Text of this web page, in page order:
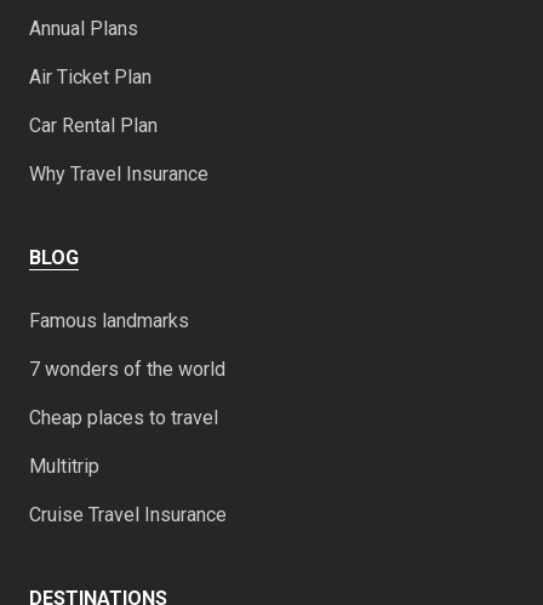
Annual Plans
Air Ticket Plan
Car Rental Plan
Why Travel Insurance
BLOG
Famous landmarks
7 wonders of the world
Cheap places to travel
Multitrip
Cruise Travel Insurance
DESTINATIONS